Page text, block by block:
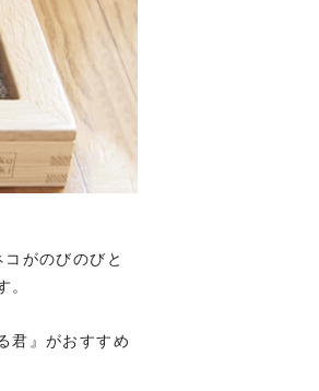
がのびのびと
。
君』がおすすめ